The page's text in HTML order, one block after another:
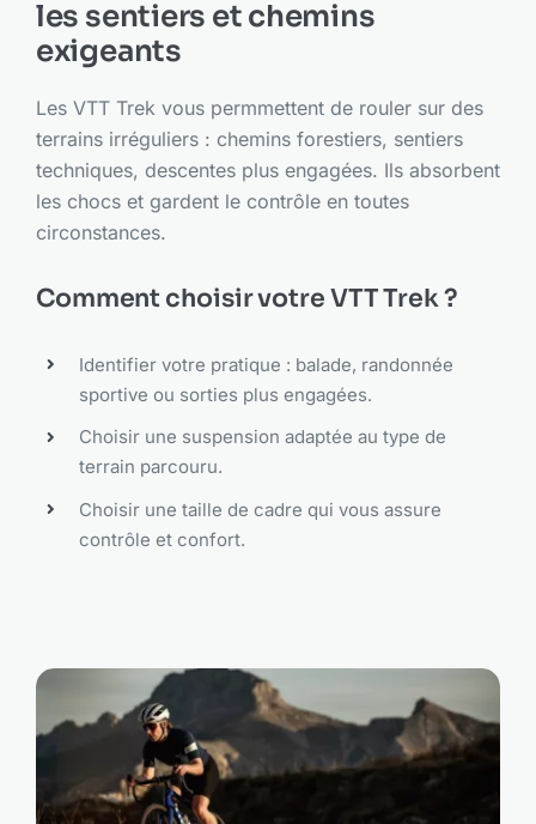
les sentiers et chemins
exigeants
Les VTT Trek vous permmettent de rouler sur des
terrains irréguliers : chemins forestiers, sentiers
techniques, descentes plus engagées. Ils absorbent
les chocs et gardent le contrôle en toutes
circonstances.
Comment choisir votre VTT Trek ?
Identifier votre pratique : balade, randonnée
sportive ou sorties plus engagées.
Choisir une suspension adaptée au type de
terrain parcouru.
Choisir une taille de cadre qui vous assure
contrôle et confort.